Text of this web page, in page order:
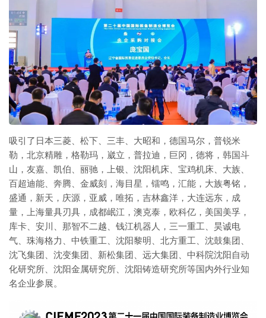
吸引了日本三菱、松下、三丰、大昭和，德国马尔，普锐米
勒，北京精雕，格勒玛，崴立，普拉迪，巨冈，德将，韩国斗
山，友嘉、凯伯、丽驰，上银、沈阳机床、宝鸡机床、大族、
百超迪能、奔腾、金威刻，海目星，镭鸣，汇能，大族粤铭，
盛通，新天，庆源，亚威，唯拓，吉林鑫洋，大连远东，成
量，上海量具刃具，成都岷江，澳克泰，欧科亿，美国美孚，
库卡、安川、那智不二越、钱江机器人，三一重工、昊诚电
气、珠海格力、中铁重工、沈阳黎明、北方重工、沈鼓集团、
沈飞集团、沈变集团、新松集团、远大集团、中科院沈阳自动
化研究所、沈阳金属研究所、沈阳铸造研究所等国内外行业知
名企业参展。